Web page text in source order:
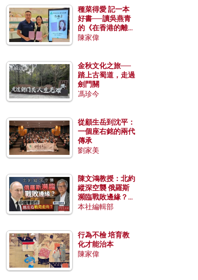
種菜得愛 記一本
好書──讀吳燕青
的《在香港的離島
種菜》
陳家偉
金秋文化之旅──
踏上古蜀道，走過
劍門關
馮珍今
從顧生岳到沈平：
一個座右銘的兩代
傳承
劉家美
陳文鴻教授：北約
縱深空襲 俄羅斯
瀕臨戰敗邊緣？中
國零部件能左右戰
本社編輯部
行為不檢 培育教
化才能治本
陳家偉